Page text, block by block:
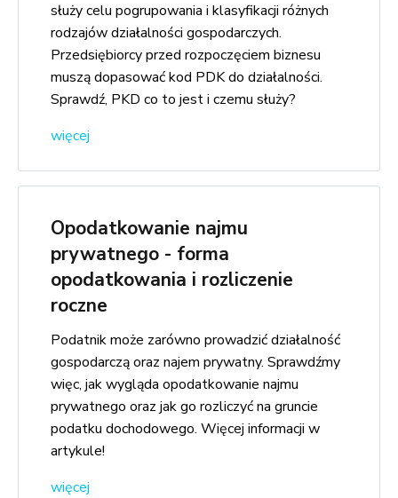
służy celu pogrupowania i klasyfikacji różnych
rodzajów działalności gospodarczych.
Przedsiębiorcy przed rozpoczęciem biznesu
muszą dopasować kod PDK do działalności.
Sprawdź, PKD co to jest i czemu służy?
więcej
Opodatkowanie najmu
prywatnego - forma
opodatkowania i rozliczenie
roczne
Podatnik może zarówno prowadzić działalność
gospodarczą oraz najem prywatny. Sprawdźmy
więc, jak wygląda opodatkowanie najmu
prywatnego oraz jak go rozliczyć na gruncie
podatku dochodowego. Więcej informacji w
artykule!
więcej